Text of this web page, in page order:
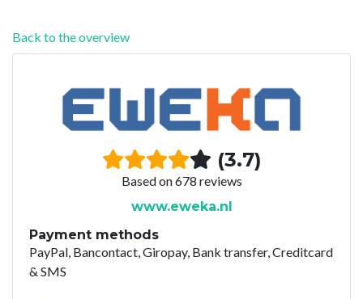
Back to the overview
(3.7)
Based on 678 reviews
www.eweka.nl
Payment methods
PayPal, Bancontact, Giropay, Bank transfer, Creditcard
& SMS